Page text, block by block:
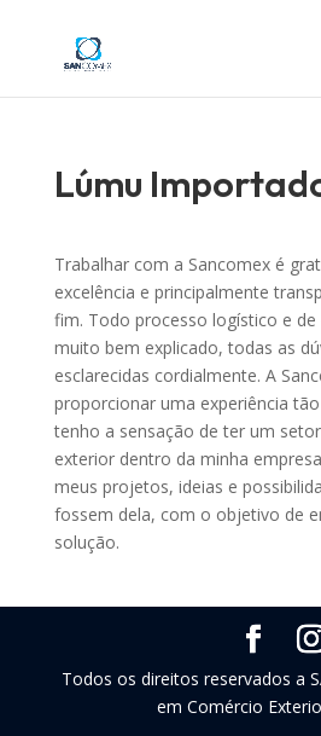
Lúmu
Trabalhar com a Sancomex é
excelência e principalmente
fim. Todo processo logístico e de
muito bem explicado, todas as
esclarecidas cordialmente. A
proporcionar uma experiência
tenho a sensação de ter um
exterior dentro da minha
meus projetos, ideias e
fossem dela, com o objetivo de
solução.
Todos os direitos reservados a
em Comércio